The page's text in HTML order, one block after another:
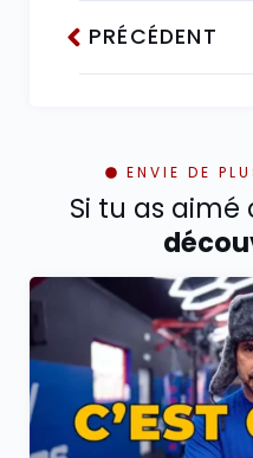
PRÉCÉDENT
ENVIE DE
Si tu as